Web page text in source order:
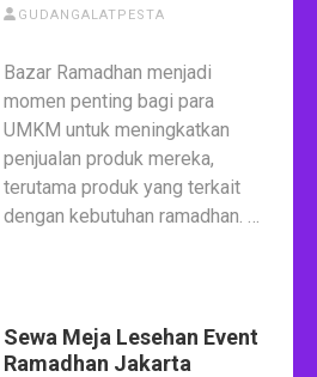
GUDANGALATPESTA
Bazar Ramadhan menjadi
momen penting bagi para
UMKM untuk meningkatkan
penjualan produk mereka,
terutama produk yang terkait
dengan kebutuhan ramadhan. …
Sewa Meja Lesehan Event
Ramadhan Jakarta